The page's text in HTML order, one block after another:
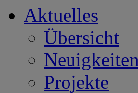
Aktuelles
Übersicht
Neuigkeiten
Projekte